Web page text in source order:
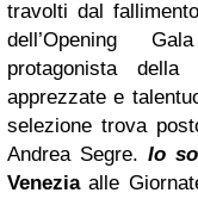
travolti dal
dell’Opening
protagonista
apprezzate e
selezione trova
Andrea Segre. Io
Veneziaalle